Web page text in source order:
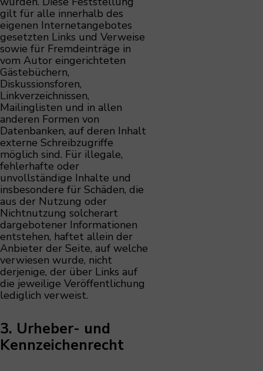
gilt für alle innerhalb des
eigenen Internetangebotes
gesetzten Links und Verweise
sowie für Fremdeinträge in
vom Autor eingerichteten
Gästebüchern,
Diskussionsforen,
Linkverzeichnissen,
Mailinglisten und in allen
anderen Formen von
Datenbanken, auf deren Inhalt
externe Schreibzugriffe
möglich sind. Für illegale,
fehlerhafte oder
unvollständige Inhalte und
insbesondere für Schäden, die
aus der Nutzung oder
Nichtnutzung solcherart
dargebotener Informationen
entstehen, haftet allein der
Anbieter der Seite, auf welche
verwiesen wurde, nicht
derjenige, der über Links auf
die jeweilige Veröffentlichung
lediglich verweist.
3. Urheber- und
Kennzeichenrecht